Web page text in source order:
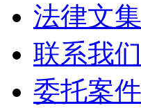
法律文集
联系我们
委托案件